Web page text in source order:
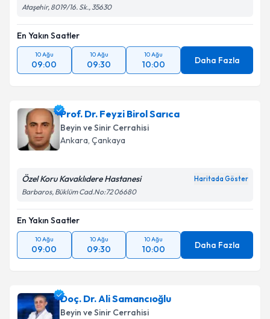
Ataşehir, 8019/16. Sk., 35630
En Yakın Saatler
10 Ağu
09:00
10 Ağu
09:30
10 Ağu
10:00 Daha Fazla
Prof. Dr. Feyzi Birol Sarıca
Beyin ve Sinir Cerrahisi
Ankara, Çankaya
Özel Koru Kavaklıdere Hastanesi Haritada Göster
Barbaros, Büklüm Cad.No:72 06680
En Yakın Saatler
10 Ağu
09:00
10 Ağu
09:30
10 Ağu
10:00 Daha Fazla
Doç. Dr. Ali Samancıoğlu
Beyin ve Sinir Cerrahisi